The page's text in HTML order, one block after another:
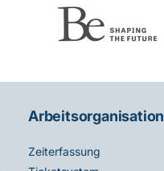
Arbeitsorganisation
Zeiterfassung